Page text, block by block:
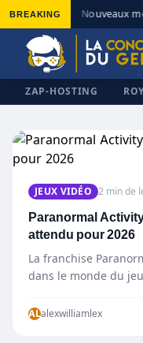
BREAKING Nouveaux
ZAP-HOSTING
JEUX VIDÉO 2 min de
Paranormal
attendu pour 2026
La franchise
dans le monde du
ALalexwilliamlex